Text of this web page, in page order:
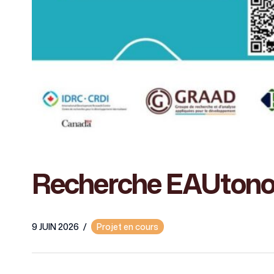
Recherche
9 JUIN 2026 / Projet en cours